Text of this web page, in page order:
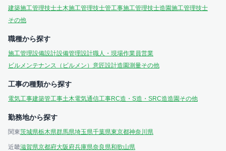
建築施工管理技士土木施工管理技士管工事施工管理技士造園施工管理技士
その他
職種から探す
施工管理設備設計設備管理設計職人・現場作業員営業
ビルメンテナンス（ビルメン） 意匠設計造園測量その他
工事の種類から探す
電気工事建築管工事土木電気通信工事RC造・S造・SRC造造園 その他
勤務地から探す
関東茨城県栃木県群馬県埼玉県千葉県東京都神奈川県
近畿滋賀県京都府大阪府兵庫県奈良県和歌山県